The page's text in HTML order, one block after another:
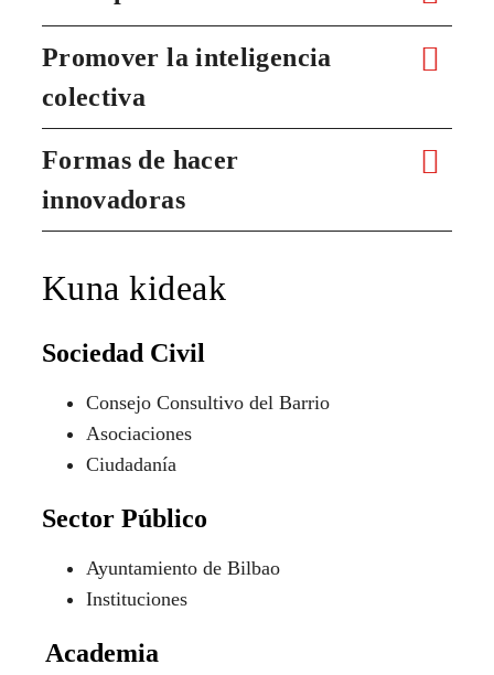
Promover la inteligencia
colectiva
Formas de hacer
innovadoras
Kuna kideak
Sociedad Civil
Consejo Consultivo del Barrio
Asociaciones
Ciudadanía
Sector Público
Ayuntamiento de Bilbao
Instituciones
Academia